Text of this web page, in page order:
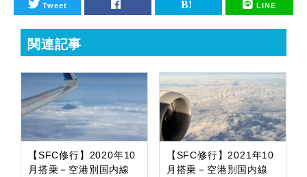
Tweet LINE
関連記事
【SFC修行】2020年10
月搭乗－空港別国内線
【SFC修行】2021年10
月搭乗－空港別国内線